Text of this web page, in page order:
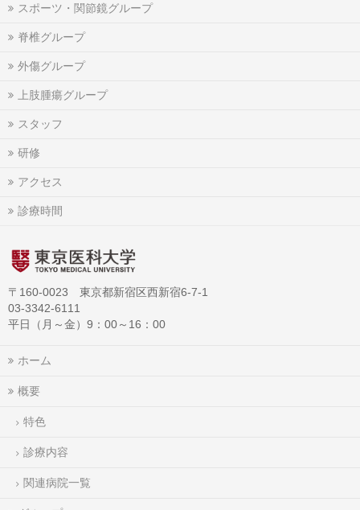
スポーツ・関節鏡グループ
脊椎グループ
外傷グループ
上肢腫瘍グループ
スタッフ
研修
アクセス
診療時間
〒160-0023 東京都新宿区西新宿6-7-1
03-3342-6111
平日（月～金）9：00～16：00
ホーム
概要
特色
診療内容
関連病院一覧